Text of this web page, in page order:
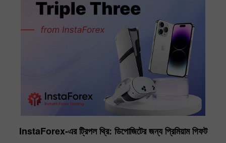
InstaForex-এর ট্রিপল থ্রি: ডিপোজিটের জন্য প্রিমিয়াম গিফট